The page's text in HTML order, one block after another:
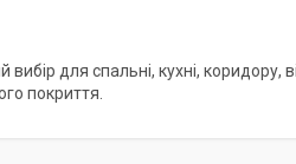
вибір для спальні, кухні, коридору,
покриття.